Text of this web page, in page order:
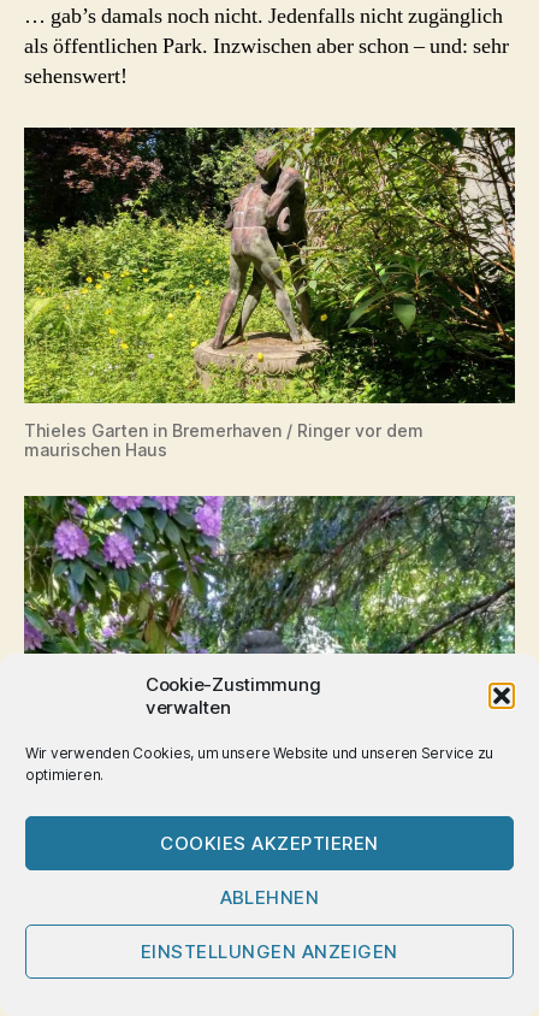
Cookie-Zustimmung
verwalten
Wir verwenden Cookies, um unsere Website und unseren Service zu
optimieren.
COOKIES AKZEPTIEREN
ABLEHNEN
EINSTELLUNGEN ANZEIGEN
… gab’s damals noch nicht. Jedenfalls nicht zugänglich
als öffentlichen Park. Inzwischen aber schon – und: sehr
sehenswert!
Thieles Garten in Bremerhaven / Ringer vor dem
maurischen Haus